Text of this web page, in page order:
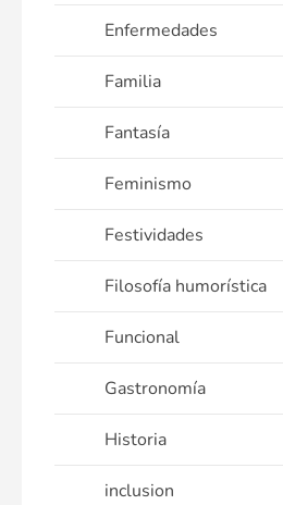
Enfermedades
Familia
Fantasía
Feminismo
Festividades
Filosofía humorística
Funcional
Gastronomía
Historia
inclusion